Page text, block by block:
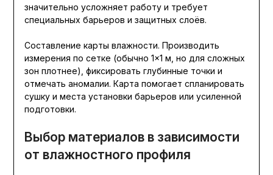
значительно усложняет работу и требует
специальных барьеров и защитных слоёв.
Составление карты влажности. Производить
измерения по сетке (обычно 1×1 м, но для сложных
зон плотнее), фиксировать глубинные точки и
отмечать аномалии. Карта помогает спланировать
сушку и места установки барьеров или усиленной
подготовки.
Выбор материалов в зависимости
от влажностного профиля